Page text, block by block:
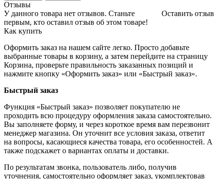
Отзывы
Оставить отзыв
У данного товара нет отзывов. Станьте
первым, кто оставил отзыв об этом товаре!
Как купить
Оформить заказ на нашем сайте легко. Просто добавьте
выбранные товары в корзину, а затем перейдите на страницу
Корзина, проверьте правильность заказанных позиций и
нажмите кнопку «Оформить заказ» или «Быстрый заказ».
Быстрый заказ
Функция «Быстрый заказ» позволяет покупателю не
проходить всю процедуру оформления заказа самостоятельно.
Вы заполняете форму, и через короткое время вам перезвонит
менеджер магазина. Он уточнит все условия заказа, ответит
на вопросы, касающиеся качества товара, его особенностей. А
также подскажет о вариантах оплаты и доставки.
По результатам звонка, пользователь либо, получив
уточнения, самостоятельно оформляет заказ, укомплектовав